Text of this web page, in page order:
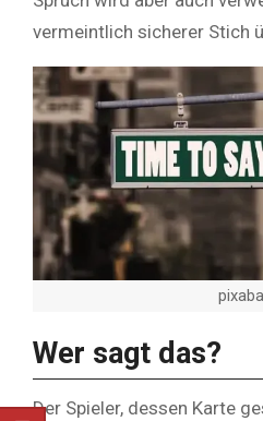
vermeintlich sicherer Stich
Wer sagt das?
Der Spieler, dessen Karte